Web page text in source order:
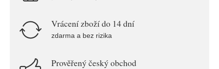
Vrácení zboží do 14 dní
zdarma a bez rizika
Prověřený český obchod